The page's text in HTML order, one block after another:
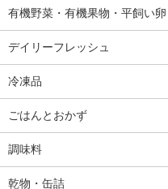
有機野菜・有機果物・平飼い卵
デイリーフレッシュ
冷凍品
ごはんとおかず
調味料
乾物・缶詰